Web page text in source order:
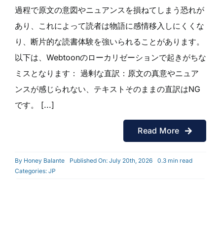
過程で原文の意図やニュアンスを損ねてしまう恐れが
あり、これによって読者は物語に感情移入しにくくな
り、断片的な読書体験を強いられることがあります。
以下は、Webtoonのローカリゼーションで起きがちな
ミスとなります： 過剰な直訳：原文の真意やニュア
ンスが感じられない、テキストそのままの直訳はNG
です。 [...]
Read More
By Honey Balante Published On: July 20th, 2026
0.3 min read
Categories: JP